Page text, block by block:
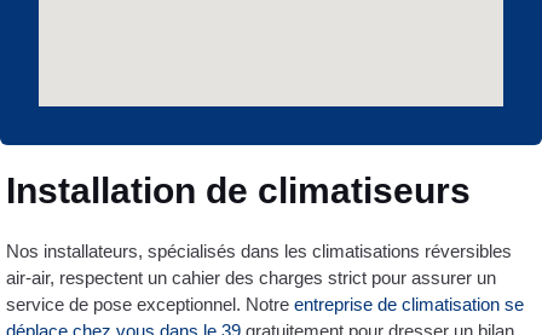
Installation de climatiseurs
Nos installateurs, spécialisés dans les climatisations réversibles
air-air, respectent un cahier des charges strict pour assurer un
service de pose exceptionnel. Notre entreprise de climatisation se